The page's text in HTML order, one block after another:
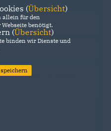
(Übersicht)
allein für den
benötigt.
(Übersicht)
binden wir Dienste und